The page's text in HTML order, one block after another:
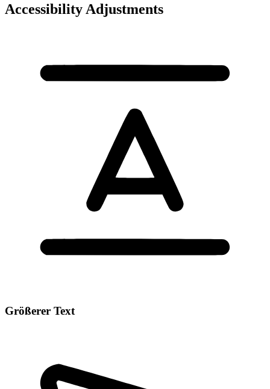
Accessibility Adjustments
Größerer Text